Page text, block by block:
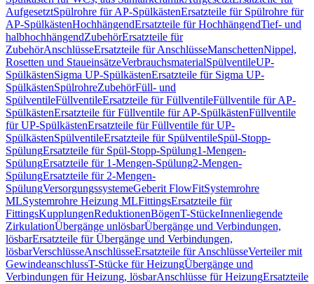
AufgesetztSpülrohre für AP-SpülkästenErsatzteile für Spülrohre für
AP-SpülkästenHochhängendErsatzteile für HochhängendTief- und
halbhochhängendZubehörErsatzteile für
ZubehörAnschlüsseErsatzteile für AnschlüsseManschettenNippel,
Rosetten und StaueinsätzeVerbrauchsmaterialSpülventileUP-
SpülkästenSigma UP-SpülkästenErsatzteile für Sigma UP-
SpülkästenSpülrohreZubehörFüll- und
SpülventileFüllventileErsatzteile für FüllventileFüllventile für AP-
SpülkästenErsatzteile für Füllventile für AP-SpülkästenFüllventile
für UP-SpülkästenErsatzteile für Füllventile für UP-
SpülkästenSpülventileErsatzteile für SpülventileSpül-Stopp-
SpülungErsatzteile für Spül-Stopp-Spülung1-Mengen-
SpülungErsatzteile für 1-Mengen-Spülung2-Mengen-
SpülungErsatzteile für 2-Mengen-
SpülungVersorgungssystemeGeberit FlowFitSystemrohre
MLSystemrohre Heizung MLFittingsErsatzteile für
FittingsKupplungenReduktionenBögenT-StückeInnenliegende
ZirkulationÜbergänge unlösbarÜbergänge und Verbindungen,
lösbarErsatzteile für Übergänge und Verbindungen,
lösbarVerschlüsseAnschlüsseErsatzteile für AnschlüsseVerteiler mit
GewindeanschlussT-Stücke für HeizungÜbergänge und
Verbindungen für Heizung, lösbarAnschlüsse für HeizungErsatzteile